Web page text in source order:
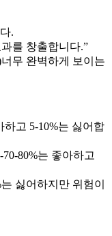
.
를 창출합니다.”
무 완벽하게 보이는
하고 5-10%는 싫어합
80%는 좋아하고
싫어하지만 위험이